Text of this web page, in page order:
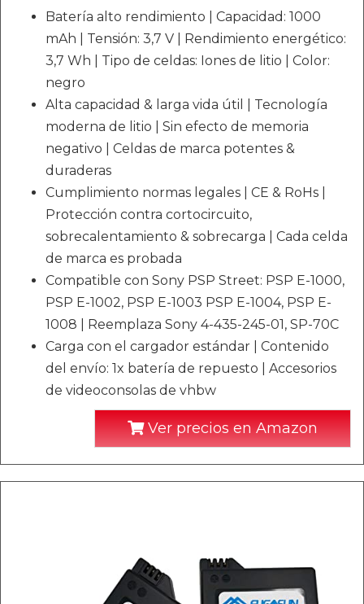
Batería alto rendimiento | Capacidad: 1000
mAh | Tensión: 3,7 V | Rendimiento energético:
3,7 Wh | Tipo de celdas: Iones de litio | Color:
negro
Alta capacidad & larga vida útil | Tecnología
moderna de litio | Sin efecto de memoria
negativo | Celdas de marca potentes &
duraderas
Cumplimiento normas legales | CE & RoHs |
Protección contra cortocircuito,
sobrecalentamiento & sobrecarga | Cada celda
de marca es probada
Compatible con Sony PSP Street: PSP E-1000,
PSP E-1002, PSP E-1003 PSP E-1004, PSP E-
1008 | Reemplaza Sony 4-435-245-01, SP-70C
Carga con el cargador estándar | Contenido
del envío: 1x batería de repuesto | Accesorios
de videoconsolas de vhbw
Ver precios en Amazon